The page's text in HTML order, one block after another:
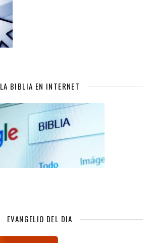
LA BIBLIA EN INTERNET
EVANGELIO DEL DIA